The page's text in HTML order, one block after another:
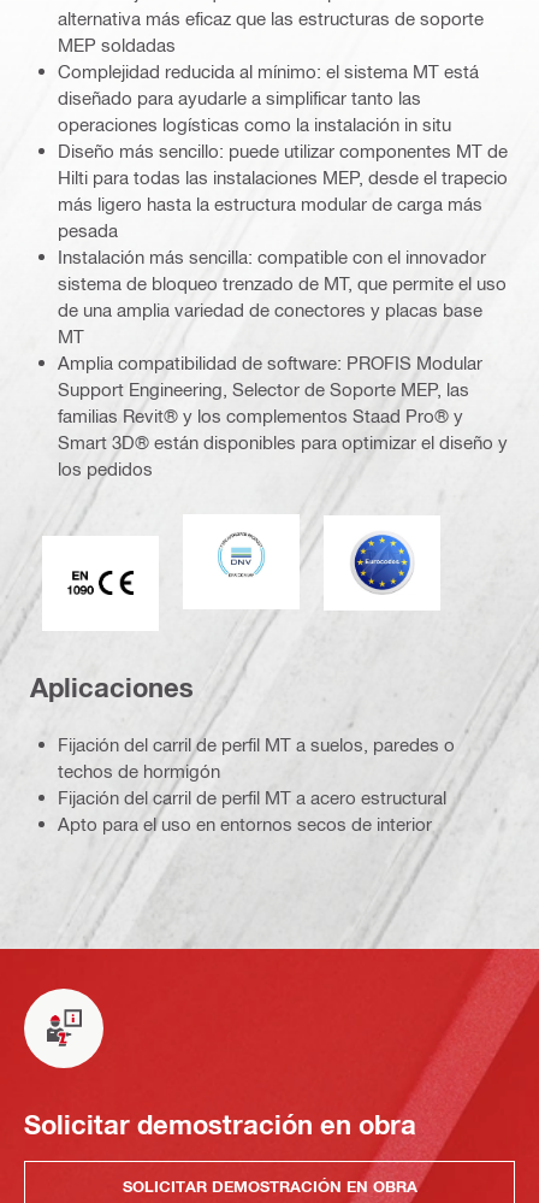
alternativa más eficaz que las estructuras de soporte
MEP soldadas
Complejidad reducida al mínimo: el sistema MT está
diseñado para ayudarle a simplificar tanto las
operaciones logísticas como la instalación in situ
Diseño más sencillo: puede utilizar componentes MT de
Hilti para todas las instalaciones MEP, desde el trapecio
más ligero hasta la estructura modular de carga más
pesada
Instalación más sencilla: compatible con el innovador
sistema de bloqueo trenzado de MT, que permite el uso
de una amplia variedad de conectores y placas base
MT
Amplia compatibilidad de software: PROFIS Modular
Support Engineering, Selector de Soporte MEP, las
familias Revit® y los complementos Staad Pro® y
Smart 3D® están disponibles para optimizar el diseño y
los pedidos
Marca CE EN 1090
DNV Eurocódigo
Aplicaciones
Fijación del carril de perfil MT a suelos, paredes o
techos de hormigón
Fijación del carril de perfil MT a acero estructural
Apto para el uso en entornos secos de interior
Solicitar demostración en obra
SOLICITAR DEMOSTRACIÓN EN OBRA